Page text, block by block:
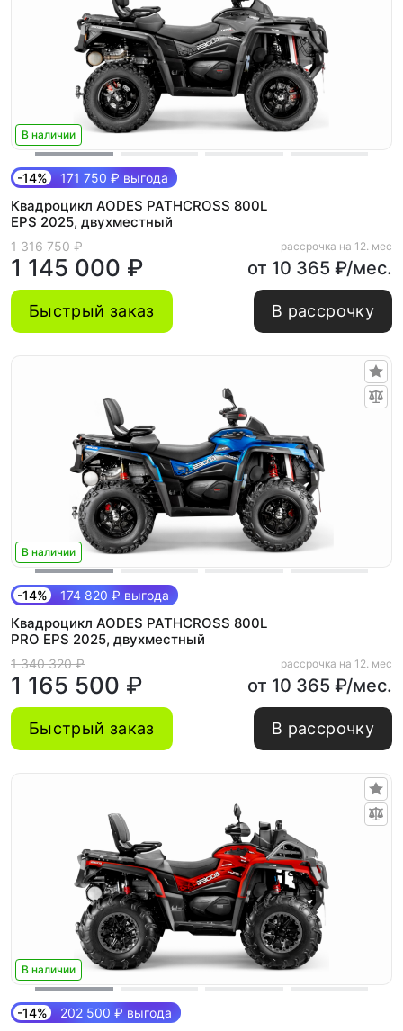
В наличии
-14% 171 750 ₽ выгода
Квадроцикл AODES PATHCROSS 800L
EPS 2025, двухместный
1 316 750 ₽
1 145 000 ₽
рассрочка на 12. мес
от 10 365 ₽/мес.
Быстрый заказ В рассрочку
В наличии
-14% 174 820 ₽ выгода
Квадроцикл AODES PATHCROSS 800L
PRO EPS 2025, двухместный
1 340 320 ₽
1 165 500 ₽
рассрочка на 12. мес
от 10 365 ₽/мес.
Быстрый заказ В рассрочку
В наличии
-14% 202 500 ₽ выгода